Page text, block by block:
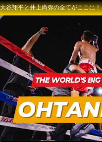
大谷翔平と井上尚弥の全てがここに！